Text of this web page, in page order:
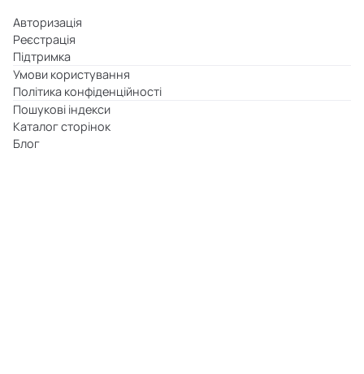
Авторизація
Реєстрація
Підтримка
Умови користування
Політика конфіденційності
Пошукові індекси
Каталог сторінок
Блог